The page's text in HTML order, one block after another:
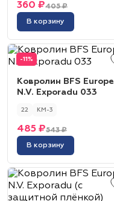
405 ₽
360 ₽
В корзину
-11%
Ковролин BFS Europe
N.V. Exporadu 033
22 КМ-3
543 ₽
485 ₽
В корзину